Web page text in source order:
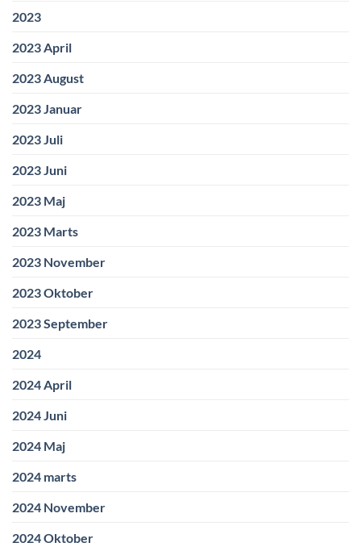
2023
2023 April
2023 August
2023 Januar
2023 Juli
2023 Juni
2023 Maj
2023 Marts
2023 November
2023 Oktober
2023 September
2024
2024 April
2024 Juni
2024 Maj
2024 marts
2024 November
2024 Oktober